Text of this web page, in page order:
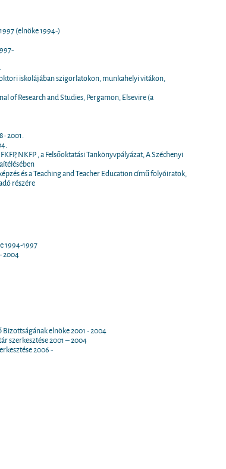
(elnöke 1994-)
iskolájában szigorlatokon, munkahelyi vitákon,
of Research and Studies, Pergamon, Elsevire (a
2001.
NKFP , a Felsőoktatási Tankönyvpályázat, A Széchenyi
és a Teaching and Teacher Education című folyóiratok,
részére
1994-1997
2004
elnöke 2001 - 2004
szerkesztése 2001 – 2004
2006 -